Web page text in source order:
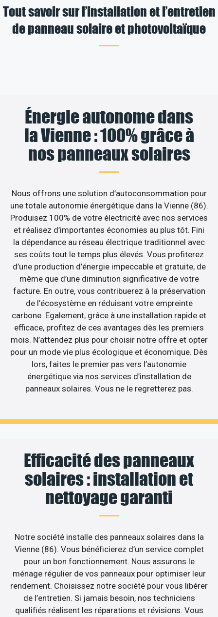
Tout savoir sur l’installation et l’entretien
de panneau solaire et photovoltaïque
Énergie autonome dans
la Vienne : 100% grâce à
nos panneaux solaires
Nous offrons une solution d’autoconsommation pour
une totale autonomie énergétique dans la Vienne (86).
Produisez 100% de votre électricité avec nos services
et réalisez d’importantes économies au plus tôt. Fini
la dépendance au réseau électrique traditionnel avec
ses coûts tout le temps plus élevés. Vous profiterez
d’une production d’énergie impeccable et gratuite, de
même que d’une diminution significative de votre
facture. En outre, vous contribuerez à la préservation
de l’écosystème en réduisant votre empreinte
carbone. Egalement, grâce à une installation rapide et
efficace, profitez de ces avantages dès les premiers
mois. N’attendez plus pour choisir notre offre et opter
pour un mode vie plus écologique et économique. Dès
lors, faites le premier pas vers l’autonomie
énergétique via nos services d’installation de
panneaux solaires. Vous ne le regretterez pas.
Efficacité des panneaux
solaires : installation et
nettoyage garanti
Notre société installe des panneaux solaires dans la
Vienne (86). Vous bénéficierez d’un service complet
pour un bon fonctionnement. Nous assurons le
ménage régulier de vos panneaux pour optimiser leur
rendement. Choisissez notre société pour vous libérer
de l’entretien. Si jamais besoin, nos techniciens
qualifiés réalisent les réparations et révisions. Vous